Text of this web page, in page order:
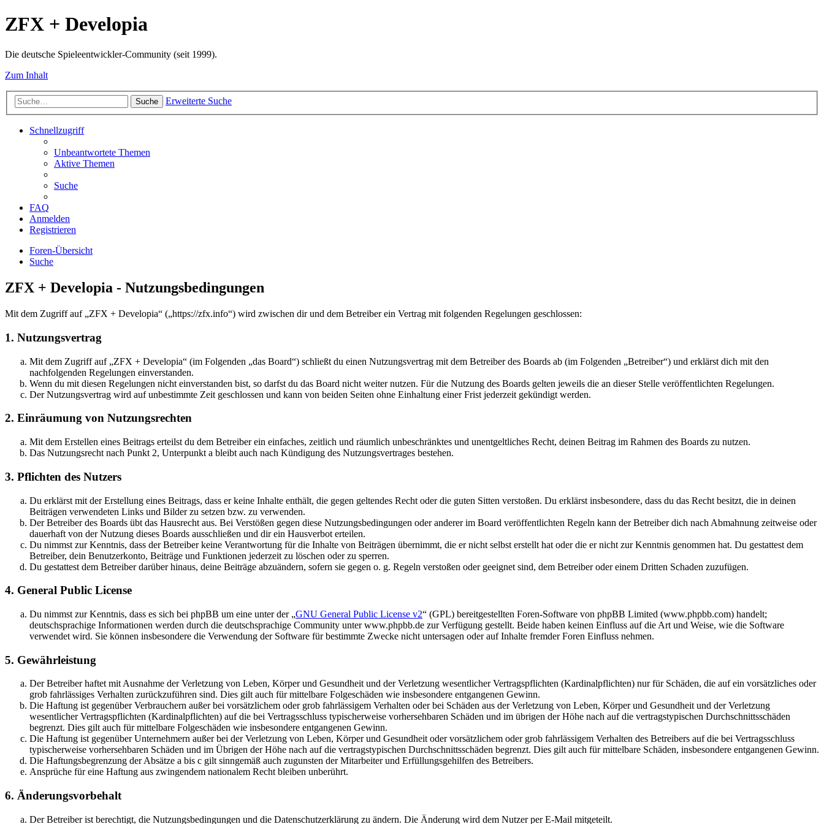
ZFX + Developia
Die deutsche Spieleentwickler-Community (seit 1999).
Zum Inhalt
Suche Erweiterte Suche
Schnellzugriff
Unbeantwortete Themen
Aktive Themen
Suche
FAQ
Anmelden
Registrieren
Foren-Übersicht
Suche
ZFX + Developia - Nutzungsbedingungen
Mit dem Zugriff auf „ZFX + Developia“ („https://zfx.info“) wird zwischen dir und dem Betreiber ein Vertrag mit folgenden Regelungen geschlossen:
1. Nutzungsvertrag
Mit dem Zugriff auf „ZFX + Developia“ (im Folgenden „das Board“) schließt du einen Nutzungsvertrag mit dem Betreiber des Boards ab (im Folgenden „Betreiber“) und erklärst dich mit den
nachfolgenden Regelungen einverstanden.
Wenn du mit diesen Regelungen nicht einverstanden bist, so darfst du das Board nicht weiter nutzen. Für die Nutzung des Boards gelten jeweils die an dieser Stelle veröffentlichten Regelungen.
Der Nutzungsvertrag wird auf unbestimmte Zeit geschlossen und kann von beiden Seiten ohne Einhaltung einer Frist jederzeit gekündigt werden.
2. Einräumung von Nutzungsrechten
Mit dem Erstellen eines Beitrags erteilst du dem Betreiber ein einfaches, zeitlich und räumlich unbeschränktes und unentgeltliches Recht, deinen Beitrag im Rahmen des Boards zu nutzen.
Das Nutzungsrecht nach Punkt 2, Unterpunkt a bleibt auch nach Kündigung des Nutzungsvertrages bestehen.
3. Pflichten des Nutzers
Du erklärst mit der Erstellung eines Beitrags, dass er keine Inhalte enthält, die gegen geltendes Recht oder die guten Sitten verstoßen. Du erklärst insbesondere, dass du das Recht besitzt, die in deinen
Beiträgen verwendeten Links und Bilder zu setzen bzw. zu verwenden.
Der Betreiber des Boards übt das Hausrecht aus. Bei Verstößen gegen diese Nutzungsbedingungen oder anderer im Board veröffentlichten Regeln kann der Betreiber dich nach Abmahnung zeitweise oder
dauerhaft von der Nutzung dieses Boards ausschließen und dir ein Hausverbot erteilen.
Du nimmst zur Kenntnis, dass der Betreiber keine Verantwortung für die Inhalte von Beiträgen übernimmt, die er nicht selbst erstellt hat oder die er nicht zur Kenntnis genommen hat. Du gestattest dem
Betreiber, dein Benutzerkonto, Beiträge und Funktionen jederzeit zu löschen oder zu sperren.
Du gestattest dem Betreiber darüber hinaus, deine Beiträge abzuändern, sofern sie gegen o. g. Regeln verstoßen oder geeignet sind, dem Betreiber oder einem Dritten Schaden zuzufügen.
4. General Public License
Du nimmst zur Kenntnis, dass es sich bei phpBB um eine unter der „GNU General Public License v2“ (GPL) bereitgestellten Foren-Software von phpBB Limited (www.phpbb.com) handelt;
deutschsprachige Informationen werden durch die deutschsprachige Community unter www.phpbb.de zur Verfügung gestellt. Beide haben keinen Einfluss auf die Art und Weise, wie die Software
verwendet wird. Sie können insbesondere die Verwendung der Software für bestimmte Zwecke nicht untersagen oder auf Inhalte fremder Foren Einfluss nehmen.
5. Gewährleistung
Der Betreiber haftet mit Ausnahme der Verletzung von Leben, Körper und Gesundheit und der Verletzung wesentlicher Vertragspflichten (Kardinalpflichten) nur für Schäden, die auf ein vorsätzliches oder
grob fahrlässiges Verhalten zurückzuführen sind. Dies gilt auch für mittelbare Folgeschäden wie insbesondere entgangenen Gewinn.
Die Haftung ist gegenüber Verbrauchern außer bei vorsätzlichem oder grob fahrlässigem Verhalten oder bei Schäden aus der Verletzung von Leben, Körper und Gesundheit und der Verletzung
wesentlicher Vertragspflichten (Kardinalpflichten) auf die bei Vertragsschluss typischerweise vorhersehbaren Schäden und im übrigen der Höhe nach auf die vertragstypischen Durchschnittsschäden
begrenzt. Dies gilt auch für mittelbare Folgeschäden wie insbesondere entgangenen Gewinn.
Die Haftung ist gegenüber Unternehmern außer bei der Verletzung von Leben, Körper und Gesundheit oder vorsätzlichem oder grob fahrlässigem Verhalten des Betreibers auf die bei Vertragsschluss
typischerweise vorhersehbaren Schäden und im Übrigen der Höhe nach auf die vertragstypischen Durchschnittsschäden begrenzt. Dies gilt auch für mittelbare Schäden, insbesondere entgangenen Gewinn.
Die Haftungsbegrenzung der Absätze a bis c gilt sinngemäß auch zugunsten der Mitarbeiter und Erfüllungsgehilfen des Betreibers.
Ansprüche für eine Haftung aus zwingendem nationalem Recht bleiben unberührt.
6. Änderungsvorbehalt
Der Betreiber ist berechtigt, die Nutzungsbedingungen und die Datenschutzerklärung zu ändern. Die Änderung wird dem Nutzer per E-Mail mitgeteilt.